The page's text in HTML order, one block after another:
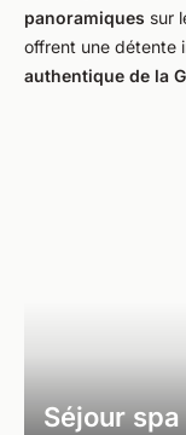
panoramiques sur
offrent une détente
authentique de la
Séjour